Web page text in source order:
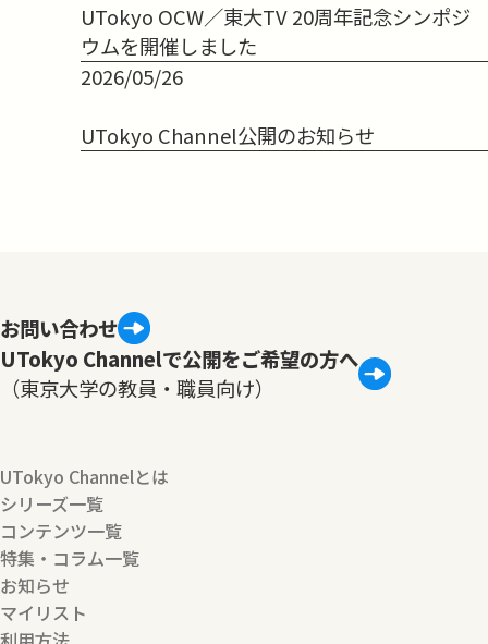
UTokyo OCW／東大TV 20周年記念シンポジ
ウムを開催しました
2026/05/26
UTokyo Channel公開のお知らせ
お問い合わせ
UTokyo Channelで公開をご希望の方へ
（東京大学の教員・職員向け）
UTokyo Channelとは
シリーズ一覧
コンテンツ一覧
特集・コラム一覧
お知らせ
マイリスト